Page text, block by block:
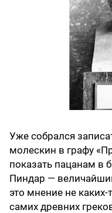
Уже собрался
молескин в графу
показать пацанам в
Пиндар —
это мнение не
самих древних